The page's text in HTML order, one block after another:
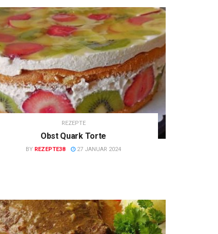
REZEPTE
Obst Quark Torte
BY REZEPTE38 27 JANUAR 2024